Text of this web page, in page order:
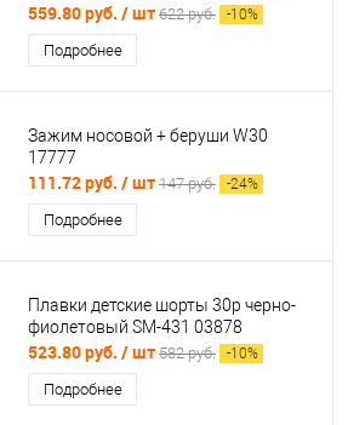
559.80 руб. / шт 622 руб. -10%
Подробнее
Зажим носовой + беруши W30
17777
111.72 руб. / шт 147 руб. -24%
Подробнее
Плавки детские шорты 30р черно-
фиолетовый SM-431 03878
523.80 руб. / шт 582 руб. -10%
Подробнее